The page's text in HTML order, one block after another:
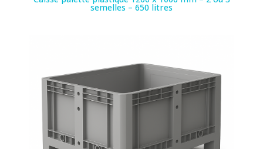
semelles – 650 litres